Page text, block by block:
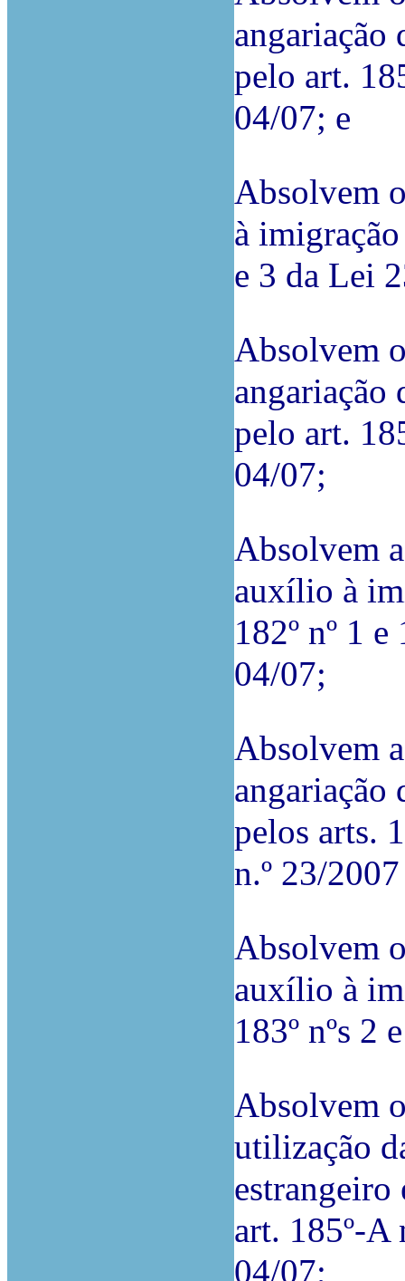
angariação
pelo art.
04/07; e
Absolvem
à
e 3 da Lei
Absolvem
angariação
pelo art.
04/07;
Absolvem
auxílio à
182º nº 1
04/07;
Absolvem
angariação
pelos arts.
n.º 23/
Absolvem
auxílio à
183º nºs 2
Absolvem
utilização
estrangeiro
art. 185º-A
04/07;